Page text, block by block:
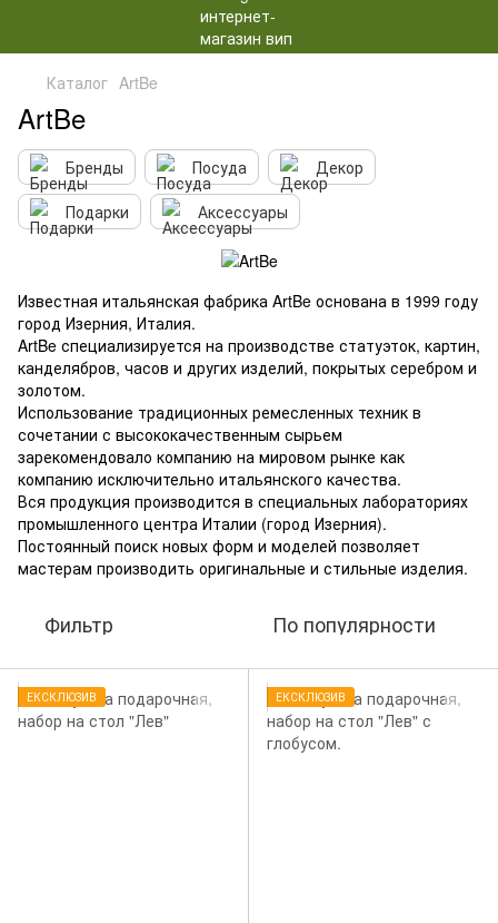
Каталог ArtBe
ArtBe
Бренды Посуда
Декор
Подарки
Аксессуары
Известная итальянская фабрика ArtBe основана в 1999 году
город Изерния, Италия.
ArtBe специализируется на производстве статуэток, картин,
канделябров, часов и других изделий, покрытых серебром и
золотом.
Использование традиционных ремесленных техник в
сочетании с высококачественным сырьем
зарекомендовало компанию на мировом рынке как
компанию исключительно итальянского качества.
Вся продукция производится в специальных лабораториях
промышленного центра Италии (город Изерния).
Постоянный поиск новых форм и моделей позволяет
мастерам производить оригинальные и стильные изделия.
Фильтр По популярности
ЕКСКЛЮЗИВ ЕКСКЛЮЗИВ